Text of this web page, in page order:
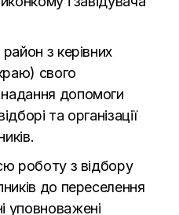
з керівних
свого
допомоги
та організації
роботу з відбору
до переселення
уповноважені